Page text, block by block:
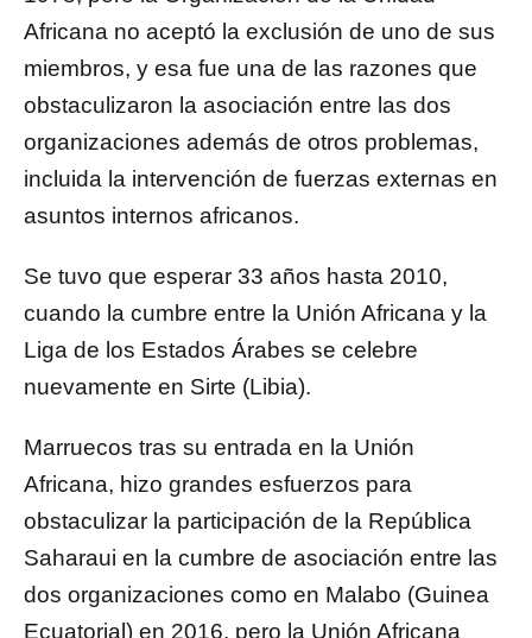
Africana no aceptó la exclusión de uno de sus
miembros, y esa fue una de las razones que
obstaculizaron la asociación entre las dos
organizaciones además de otros problemas,
incluida la intervención de fuerzas externas en
asuntos internos africanos.
Se tuvo que esperar 33 años hasta 2010,
cuando la cumbre entre la Unión Africana y la
Liga de los Estados Árabes se celebre
nuevamente en Sirte (Libia).
Marruecos tras su entrada en la Unión
Africana, hizo grandes esfuerzos para
obstaculizar la participación de la República
Saharaui en la cumbre de asociación entre las
dos organizaciones como en Malabo (Guinea
Ecuatorial) en 2016, pero la Unión Africana